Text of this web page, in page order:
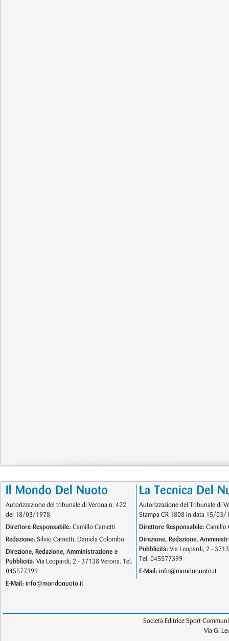
Il Mondo Del Nuoto
Autorizzazione del tribunale di Verona n. 422
del 18/03/1978
Direttore Responsabile: Camillo Cametti
Redazione: Silvio Cametti, Daniela Colombo
Direzione, Redazione, Amministrazione e
Pubblicità: Via Leopardi, 2 - 37138 Verona. Tel.
045577399
E-Mail: info@mondonuoto.it
La Tecnica Del
Autorizzazione del Tribunale di
Stampa CR 1808 in data 15/03/
Direttore Responsabile: Camillo
Direzione, Redazione,
Pubblicità: Via Leopardi, 2 -
Tel. 045577399
E-Mail: info@mondonuoto.it
Società Editrice Sport
Via G.